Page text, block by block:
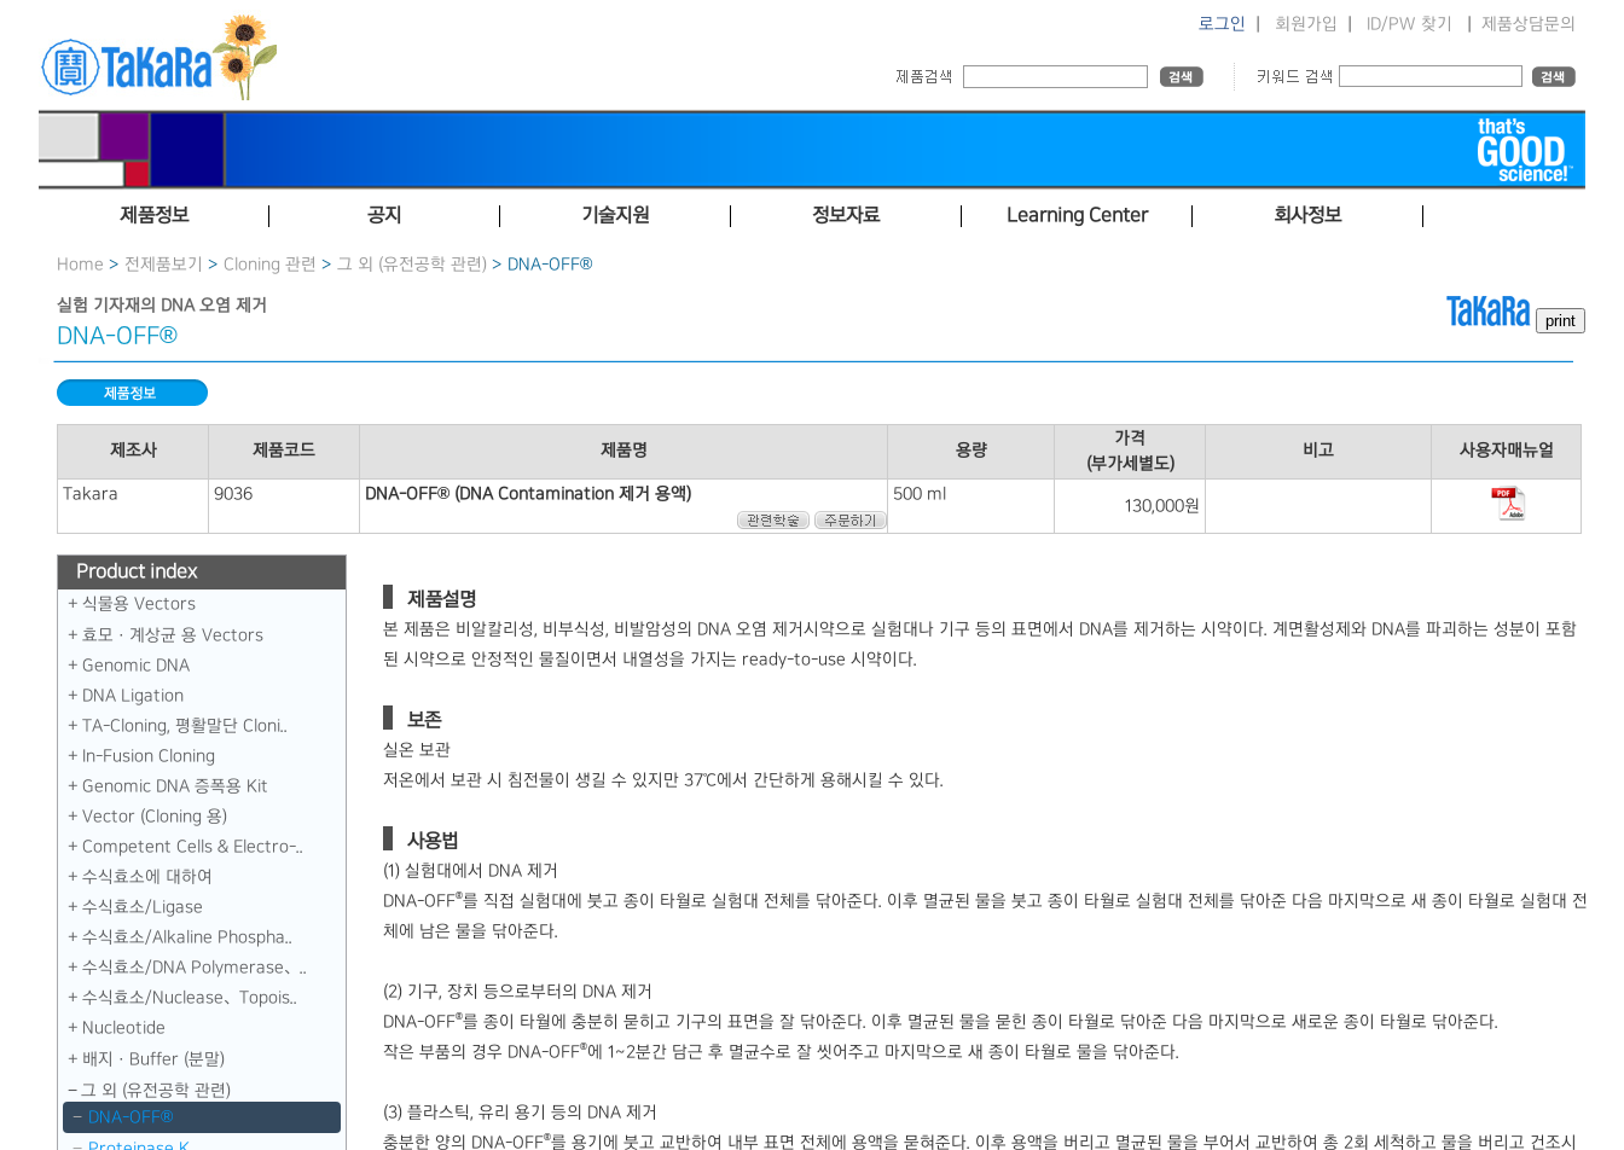
로그인 회원가입 ID/PW 찾기 제품상담문의
제품정보 공지 기술지원 정보자료 Learning Center 회사정보
Home > 전제품보기 > Cloning 관련 > 그 외 (유전공학 관련) > DNA-OFF®
실험 기자재의 DNA 오염 제거
DNA-OFF®
제조사 제품코드 제품명 용량
가격
(부가세별도)
비고 사용자매뉴얼
Takara 9036 DNA-OFF® (DNA Contamination 제거 용액) 500 ml
130,000원
Product index
식물용 Vectors
효모 · 계상균 용 Vectors
Genomic DNA
DNA Ligation
TA-Cloning, 평활말단 Cloni..
In-Fusion Cloning
Genomic DNA 증폭용 Kit
Vector (Cloning 용)
Competent Cells & Electro-..
수식효소에 대하여
수식효소／Ligase
수식효소／Alkaline Phospha..
수식효소／DNA Polymerase、..
수식효소／Nuclease、Topois..
Nucleotide
배지 · Buffer (분말)
그 외 (유전공학 관련)
DNA-OFF®
제품설명
본 제품은 비알칼리성, 비부식성, 비발암성의 DNA 오염 제거시약으로 실험대나 기구 등의 표면에서 DNA를 제거하는 시약이다. 계면활성제와 DNA를 파괴하는 성분이 포함
된 시약으로 안정적인 물질이면서 내열성을 가지는 ready-to-use 시약이다.
보존
실온 보관
저온에서 보관 시 침전물이 생길 수 있지만 37℃에서 간단하게 용해시킬 수 있다.
사용법
(1) 실험대에서 DNA 제거
DNA-OFF®를 직접 실험대에 붓고 종이 타월로 실험대 전체를 닦아준다. 이후 멸균된 물을 붓고 종이 타월로 실험대 전체를 닦아준 다음 마지막으로 새 종이 타월로 실험대 전
체에 남은 물을 닦아준다.
(2) 기구, 장치 등으로부터의 DNA 제거
DNA-OFF®를 종이 타월에 충분히 묻히고 기구의 표면을 잘 닦아준다. 이후 멸균된 물을 묻힌 종이 타월로 닦아준 다음 마지막으로 새로운 종이 타월로 닦아준다.
작은 부품의 경우 DNA-OFF®에 1~2분간 담근 후 멸균수로 잘 씻어주고 마지막으로 새 종이 타월로 물을 닦아준다.
(3) 플라스틱, 유리 용기 등의 DNA 제거
충분한 양의 DNA-OFF®를 용기에 붓고 교반하여 내부 표면 전체에 용액을 묻혀준다. 이후 용액을 버리고 멸균된 물을 부어서 교반하여 총 2회 세척하고 물을 버리고 건조시